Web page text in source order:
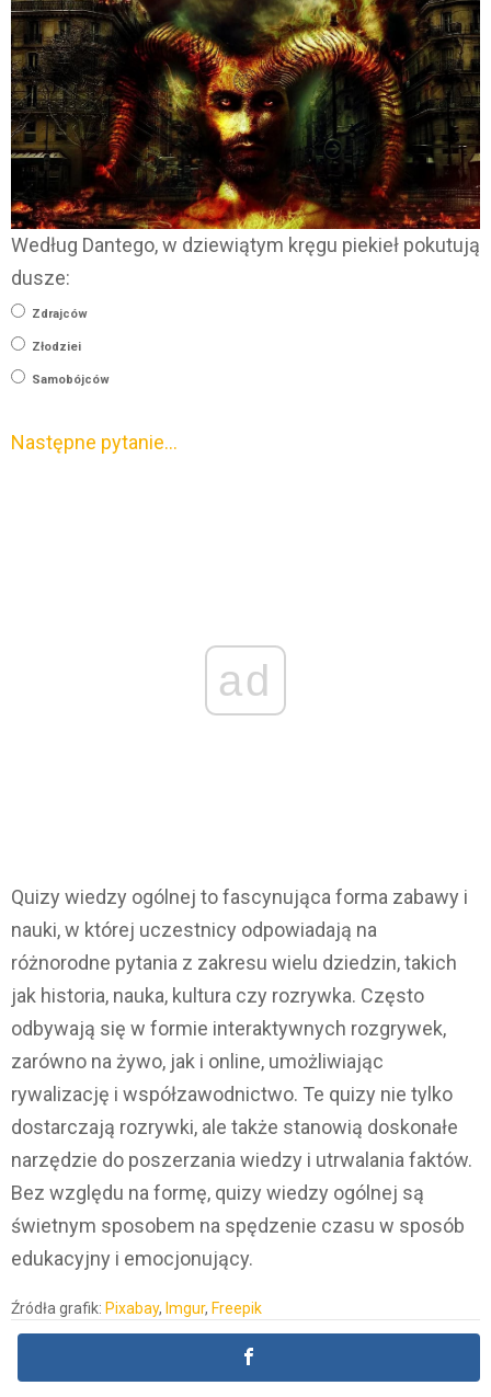
Według Dantego, w dziewiątym kręgu piekieł pokutują
dusze:
Zdrajców
Złodziei
Samobójców
Następne pytanie…
ad
Quizy wiedzy ogólnej to fascynująca forma zabawy i
nauki, w której uczestnicy odpowiadają na
różnorodne pytania z zakresu wielu dziedzin, takich
jak historia, nauka, kultura czy rozrywka. Często
odbywają się w formie interaktywnych rozgrywek,
zarówno na żywo, jak i online, umożliwiając
rywalizację i współzawodnictwo. Te quizy nie tylko
dostarczają rozrywki, ale także stanowią doskonałe
narzędzie do poszerzania wiedzy i utrwalania faktów.
Bez względu na formę, quizy wiedzy ogólnej są
świetnym sposobem na spędzenie czasu w sposób
edukacyjny i emocjonujący.
Źródła grafik: Pixabay, Imgur, Freepik